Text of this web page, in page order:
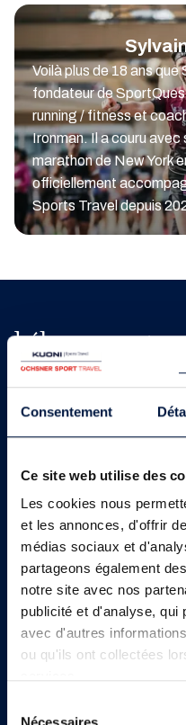
Consentement
Ce site web utilise des
Les cookies nous
et les annonces, d'offrir
médias sociaux et
partageons également
notre site avec nos
publicité et d'analyse, qui
avec d'autres
ou qu'ils ont collectées
Nécessaires
Voilà plus de 18 ans
fondateur de
running / fitness et
Ironman. Il a couru
marathon de New York
officiellement
Sports Travel depuis
hébergement
Pollentia
Hotel Port Blue
Un écrin naturel, une
diversifiée, un spa
plaisir et dynamisme
étoiles inoubliable à
Chambres et
Environ 532
de jardins et petits
catégories
Equipées de
minibar, balcon ou
offrent une vue mer.
Plusieurs restaurants :